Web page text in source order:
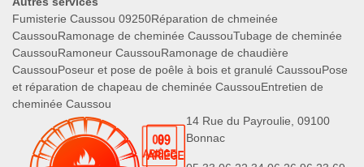
Fumisterie Caussou 09250Réparation de chmeinée
CaussouRamonage de cheminée CaussouTubage de cheminée
CaussouRamoneur CaussouRamonage de chaudière
CaussouPoseur et pose de poêle à bois et granulé CaussouPose
et réparation de chapeau de cheminée CaussouEntretien de
cheminée Caussou
14 Rue du Payroulie, 09100
Bonnac